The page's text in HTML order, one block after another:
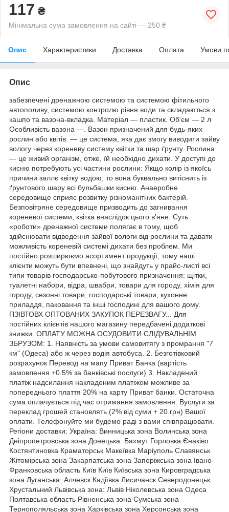
117 ₴
Мінімальна сума замовлення на сайті — 250 ₴
Опис Характеристики Доставка Оплата Умови
Опис
забезпечені дренажною системою та системою фітильного
автополиву, системою контролю рівня води та складаються з
кашпо та вазона-вкладка. Матеріал — пластик. Об'єм — 2 л
Особливість вазона —. Вазон призначений для будь-яких
рослин або квітів. — це система, яка дає змогу виводити зайву
вологу через кореневу систему квітки та шар ґрунту. Рослина
— це живий організм, отже, їй необхідно дихати. У доступі до
кисню потребують усі частини рослини: Якщо колір із якоїсь
причини заллє квітку водою, то вона буквально витіснить із
ґрунтового шару всі бульбашки кисню. Анаеробне
середовище сприяє розвитку різноманітних бактерій.
Безповітряне середовище призводить до загнивання
кореневої системи, квітка внаслідок цього в'яне. Суть
«роботи» дренажної системи полягає в тому, щоб
здійснювати відведення зайвої вологи від рослини та давати
можливість кореневій системі дихати без проблем. Ми
постійно розширюємо асортимент продукції, тому наші
клієнти можуть бути впевнені, що знайдуть у прайс-листі всі
типи товарів господарсько-побутового призначення: щітки,
туалетні набори, відра, швабри, товари для городу, хімія для
городу, сезонні товари, господарські товари, кухонне
приладдя, паковання та інші господині для вашого дому.
ПЗІВТОВХ ОПТОВАНИХ ЗАКУПОК ПЕРЕЗВАГУ... Для
постійних клієнтів нашого магазину передбачені додаткові
знижки. ОПЛАТУ МОЖНА ОСУДОВИТИ СЛІДУВАЛЬНІМ
ЗБРУЗОМ: 1. Наявність за умови самовитягу з промрання "7
км" (Одеса) або ж через водія автобуса. 2. Безготівковий
розрахунок Перевод на мапу Приват Банка (вартість
замовлення +0.5% за банківські послуги) 3. Накладений
платіж надсилання накладеним платіжом можливе за
попереднього плаття 20% на карту Приват банки. Остаточна
сума оплачується під час отримання замовлення. Вуслуги за
переклад грошей становлять (2% від суми + 20 грн) Вашої
оплати. Телефонуйте ми будемо раді з вами співпрацювати.
Регіони доставки: Україна: Винницька зона Волинська зона
Дніпропетровська зона Донецька: Бахмут Горловка Єнаківо
Костянтиновка Краматорськ Макеївка Маріуполь Славянськ
Жітомірська зона Закарпатська зона Запоріжська зона Івано-
Франковська область Київ Київ Київська зона Кировградська
зона Луганська: Алчевск Кадіївка Лисичанск Северодонецьк
Хрустальний Львівська зона: Львів Ніколевська зона Одеса
Полтавська область Рівненська зона Сумська зона
Тернополяльська зона Харківська зона Херсонська зона